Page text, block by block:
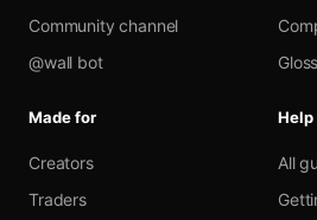
Community channel
@wall bot
Made for
Creators
Traders
Help
All